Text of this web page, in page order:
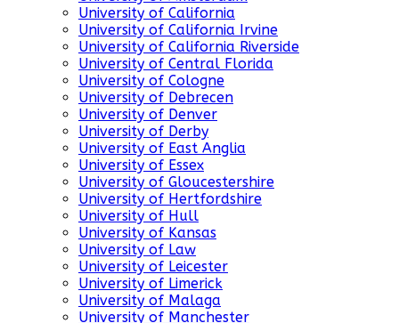
University of California
University of California Irvine
University of California Riverside
University of Central Florida
University of Cologne
University of Debrecen
University of Denver
University of Derby
University of East Anglia
University of Essex
University of Gloucestershire
University of Hertfordshire
University of Hull
University of Kansas
University of Law
University of Leicester
University of Limerick
University of Malaga
University of Manchester